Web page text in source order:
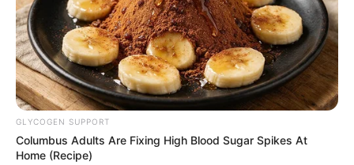
Serem! 9 Chat Ojek Online &
Pelanggan Ini Bikin Auto
Merinding
GLYCOGEN SUPPORT
Columbus Adults Are Fixing High Blood Sugar Spikes At
Home (Recipe)